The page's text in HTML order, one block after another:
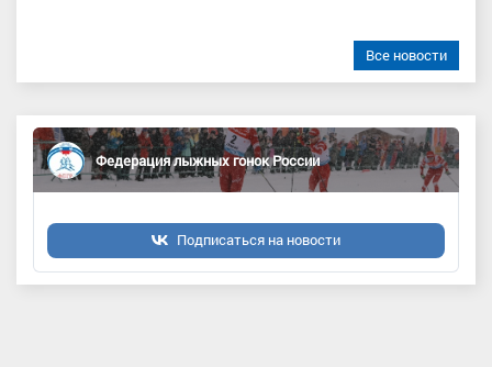
Все новости
Федерация лыжных гонок России
Подписаться на новости